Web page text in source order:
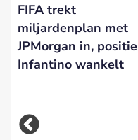
FIFA trekt
miljardenplan met
JPMorgan in, positie
Infantino wankelt